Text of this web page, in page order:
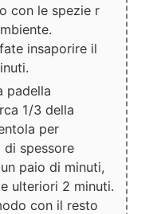
con le spezie r
insaporire il
padella
1/3 della
per
spessore
paio di minuti,
ulteriori 2 minuti.
con il resto